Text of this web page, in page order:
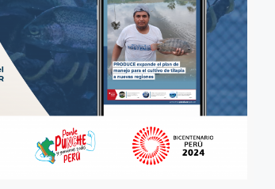
8 julio, 2026
Más de 30 expertos
generan acuerdos para
lograr acuicultura
sostenible y resiliente en
Perú